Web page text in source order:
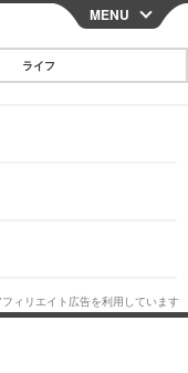
CLOSE
MENU
ライフ